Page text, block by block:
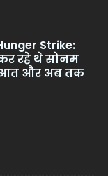
Strike:
रहे थे सोनम
और अब तक